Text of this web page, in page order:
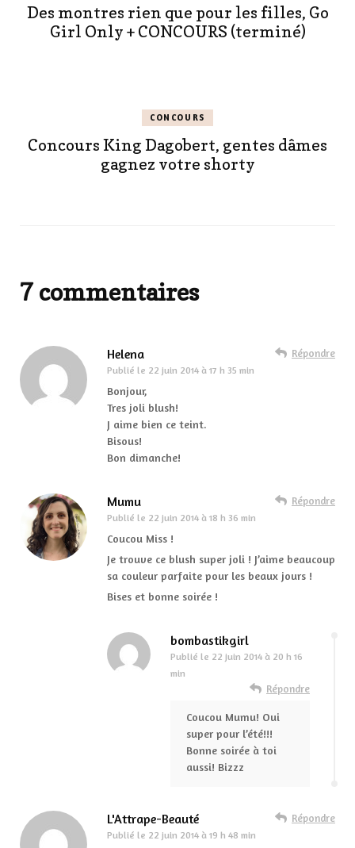
Des montres rien que pour les filles, Go
Girl Only + CONCOURS (terminé)
CONCOURS
Concours King Dagobert, gentes dâmes
gagnez votre shorty
7 commentaires
Helena
Publié le 22 juin 2014 à 17 h 35 min
Répondre
Bonjour,
Tres joli blush!
J aime bien ce teint.
Bisous!
Bon dimanche!
Mumu
Publié le 22 juin 2014 à 18 h 36 min
Répondre
Coucou Miss !
Je trouve ce blush super joli ! J’aime beaucoup
sa couleur parfaite pour les beaux jours !
Bises et bonne soirée !
bombastikgirl
Publié le 22 juin 2014 à 20 h 16
min
Répondre
Coucou Mumu! Oui
super pour l’été!!!
Bonne soirée à toi
aussi! Bizzz
L'Attrape-Beauté
Publié le 22 juin 2014 à 19 h 48 min
Répondre